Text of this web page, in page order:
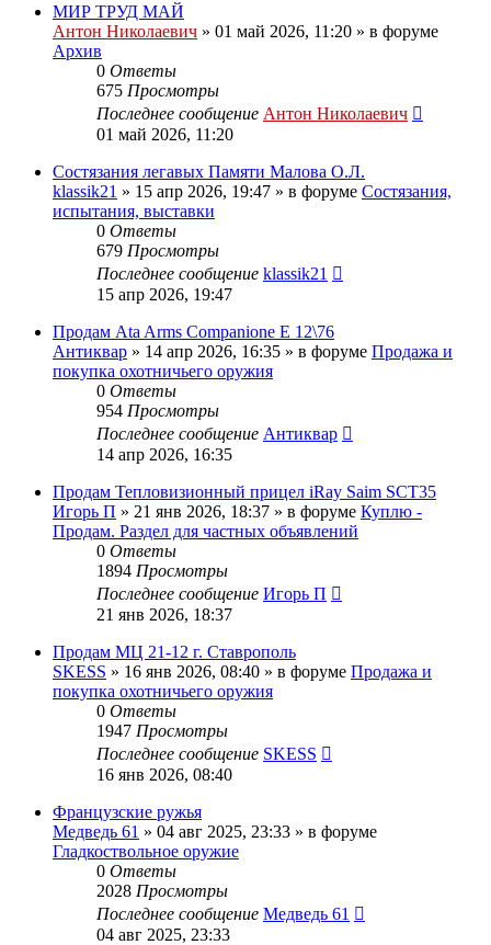
МИР ТРУД МАЙ
Антон Николаевич » 01 май 2026, 11:20 » в форуме
Архив
0 Ответы
675 Просмотры
Последнее сообщение Антон Николаевич
01 май 2026, 11:20
Состязания легавых Памяти Малова О.Л.
klassik21 » 15 апр 2026, 19:47 » в форуме Состязания,
испытания, выставки
0 Ответы
679 Просмотры
Последнее сообщение klassik21
15 апр 2026, 19:47
Продам Ata Arms Companionе Е 12\76
Антиквар » 14 апр 2026, 16:35 » в форуме Продажа и
покупка охотничьего оружия
0 Ответы
954 Просмотры
Последнее сообщение Антиквар
14 апр 2026, 16:35
Продам Тепловизионный прицел iRay Saim SCT35
Игорь П » 21 янв 2026, 18:37 » в форуме Куплю -
Продам. Раздел для частных объявлений
0 Ответы
1894 Просмотры
Последнее сообщение Игорь П
21 янв 2026, 18:37
Продам МЦ 21-12 г. Ставрополь
SKESS » 16 янв 2026, 08:40 » в форуме Продажа и
покупка охотничьего оружия
0 Ответы
1947 Просмотры
Последнее сообщение SKESS
16 янв 2026, 08:40
Французские ружья
Медведь 61 » 04 авг 2025, 23:33 » в форуме
Гладкоствольное оружие
0 Ответы
2028 Просмотры
Последнее сообщение Медведь 61
04 авг 2025, 23:33